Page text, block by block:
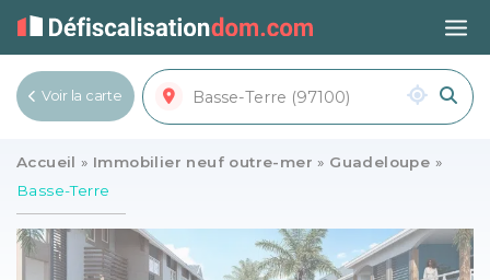
Accueil » Immobilier neuf outre-mer » Guadeloupe »
Basse-Terre
Voir la carte Voir la liste